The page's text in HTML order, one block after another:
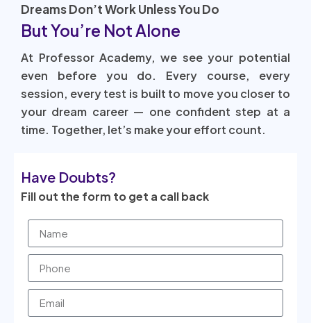
Dreams Don’t Work Unless You Do
But You’re Not Alone
At Professor Academy, we see your potential
even before you do. Every course, every
session, every test is built to move you closer to
your dream career — one confident step at a
time. Together, let’s make your effort count.
Have Doubts?
Fill out the form to get a call back